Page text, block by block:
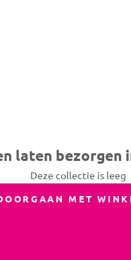
laten bezorgen
Deze collectie is leeg
MET